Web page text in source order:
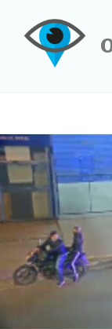
contenido